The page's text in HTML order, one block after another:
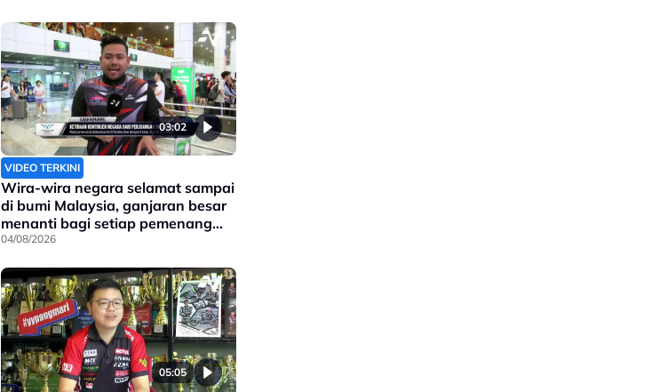
03:02
VIDEO TERKINI
Wira-wira negara selamat sampai
di bumi Malaysia, ganjaran besar
menanti bagi setiap pemenang
pingat di Sukan Komanwel 2026
04/08/2026
05:05